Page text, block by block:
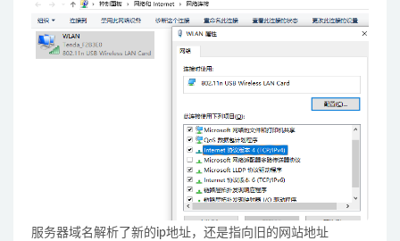
服务器域名解析了新的ip地址，还是指向旧的网站地址